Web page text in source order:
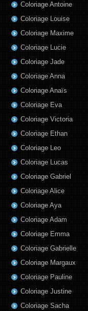
Coloriage Antoine
Coloriage Louise
Coloriage Maxime
Coloriage Lucie
Coloriage Jade
Coloriage Anna
Coloriage Anaïs
Coloriage Eva
Coloriage Victoria
Coloriage Ethan
Coloriage Leo
Coloriage Lucas
Coloriage Gabriel
Coloriage Alice
Coloriage Aya
Coloriage Adam
Coloriage Emma
Coloriage Gabrielle
Coloriage Margaux
Coloriage Pauline
Coloriage Justine
Coloriage Sacha